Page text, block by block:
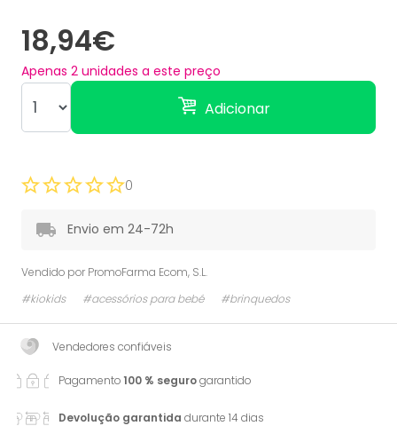
18,94€
Apenas 2 unidades a este preço
Adicionar
0
Envio em 24-72h
Vendido por PromoFarma Ecom, S.L.
#kiokids
#acessórios para bebé #brinquedos
Vendedores confiáveis
Pagamento100 % segurogarantido
Devolução garantida durante 14 dias